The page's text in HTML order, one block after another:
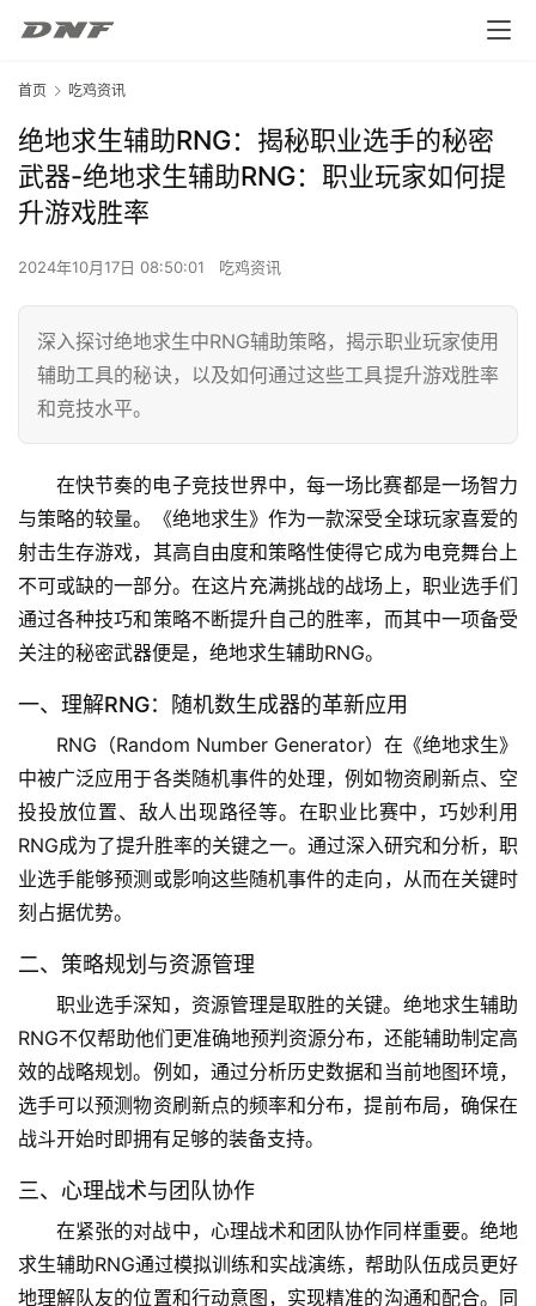
首页 吃鸡资讯
绝地求生辅助RNG：揭秘职业选手的秘密
武器-绝地求生辅助RNG：职业玩家如何提
升游戏胜率
2024年10月17日 08:50:01 吃鸡资讯
深入探讨绝地求生中RNG辅助策略，揭示职业玩家使用
辅助工具的秘诀，以及如何通过这些工具提升游戏胜率
和竞技水平。
在快节奏的电子竞技世界中，每一场比赛都是一场智力
与策略的较量。《绝地求生》作为一款深受全球玩家喜爱的
射击生存游戏，其高自由度和策略性使得它成为电竞舞台上
不可或缺的一部分。在这片充满挑战的战场上，职业选手们
通过各种技巧和策略不断提升自己的胜率，而其中一项备受
关注的秘密武器便是，绝地求生辅助RNG。
一、理解RNG：随机数生成器的革新应用
RNG（Random Number Generator）在《绝地求生》
中被广泛应用于各类随机事件的处理，例如物资刷新点、空
投投放位置、敌人出现路径等。在职业比赛中，巧妙利用
RNG成为了提升胜率的关键之一。通过深入研究和分析，职
业选手能够预测或影响这些随机事件的走向，从而在关键时
刻占据优势。
二、策略规划与资源管理
职业选手深知，资源管理是取胜的关键。绝地求生辅助
RNG不仅帮助他们更准确地预判资源分布，还能辅助制定高
效的战略规划。例如，通过分析历史数据和当前地图环境，
选手可以预测物资刷新点的频率和分布，提前布局，确保在
战斗开始时即拥有足够的装备支持。
三、心理战术与团队协作
在紧张的对战中，心理战术和团队协作同样重要。绝地
求生辅助RNG通过模拟训练和实战演练，帮助队伍成员更好
地理解队友的位置和行动意图，实现精准的沟通和配合。同